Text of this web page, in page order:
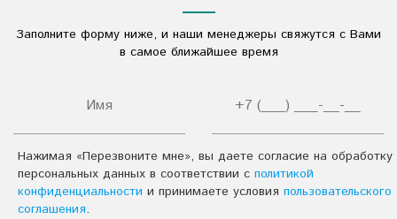
Дезинфицирующие средства
Другое
Заполните форму ниже, и наши менеджеры свяжутся с Вами
в самое ближайшее время
Нажимая «Перезвоните мне», вы даете согласие на обработку
персональных данных в соответствии с политикой
конфиденциальности и принимаете условия пользовательского
соглашения.